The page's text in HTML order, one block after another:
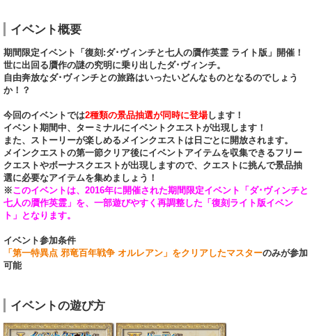
イベント概要
期間限定イベント「復刻:ダ･ヴィンチと七人の贋作英霊 ライト版」開催！
世に出回る贋作の謎の究明に乗り出したダ･ヴィンチ。
自由奔放なダ･ヴィンチとの旅路はいったいどんなものとなるのでしょう
か！？
今回のイベントでは2種類の景品抽選が同時に登場します！
イベント期間中、ターミナルにイベントクエストが出現します！
また、ストーリーが楽しめるメインクエストは日ごとに開放されます。
メインクエストの第一節クリア後にイベントアイテムを収集できるフリー
クエストやボーナスクエストが出現しますので、クエストに挑んで景品抽
選に必要なアイテムを集めましょう！
※このイベントは、2016年に開催された期間限定イベント「ダ･ヴィンチと
七人の贋作英霊」を、一部遊びやすく再調整した「復刻ライト版イベン
ト」となります。
イベント参加条件
「第一特異点 邪竜百年戦争 オルレアン」をクリアしたマスターのみが参加
可能
イベントの遊び方